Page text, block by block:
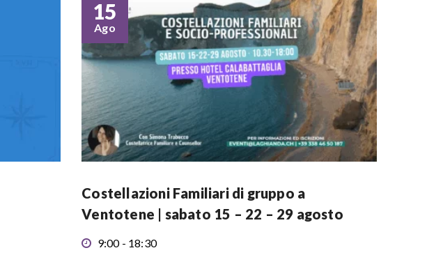
15
Ago
Costellazioni Familiari di gruppo a
Ventotene | sabato 15 – 22 – 29 agosto
9:00 - 18:30